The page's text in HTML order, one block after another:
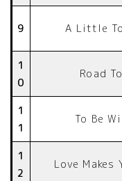
9 A Little
1
0
Road
1
1
To Be
1
2
Love Makes